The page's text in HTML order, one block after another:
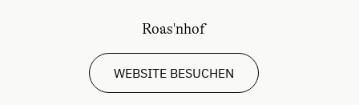
Haupthaus
Roas'nhof
WEBSITE BESUCHEN